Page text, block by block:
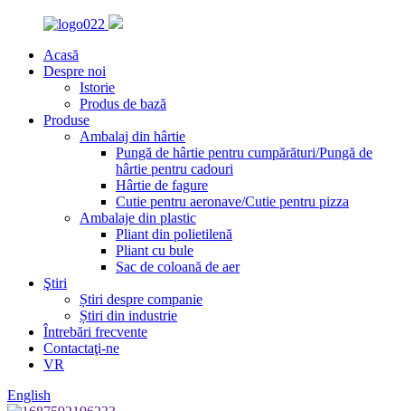
Acasă
Despre noi
Istorie
Produs de bază
Produse
Ambalaj din hârtie
Pungă de hârtie pentru cumpărături/Pungă de
hârtie pentru cadouri
Hârtie de fagure
Cutie pentru aeronave/Cutie pentru pizza
Ambalaje din plastic
Pliant din polietilenă
Pliant cu bule
Sac de coloană de aer
Ştiri
Știri despre companie
Știri din industrie
Întrebări frecvente
Contactaţi-ne
VR
English